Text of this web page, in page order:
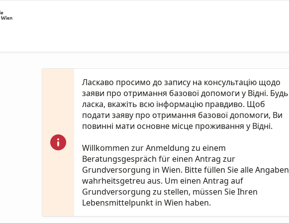
Ласкаво просимо до запису на консультацію щодо
заяви про отримання базової допомоги у Відні. Будь
ласка, вкажіть всю інформацію правдиво. Щоб
подати заяву про отримання базової допомоги, Ви
повинні мати основне місце проживання у Відні.
Willkommen zur Anmeldung zu einem
Beratungsgespräch für einen Antrag zur
Grundversorgung in Wien. Bitte füllen Sie alle Angaben
wahrheitsgetreu aus. Um einen Antrag auf
Grundversorgung zu stellen, müssen Sie Ihren
Lebensmittelpunkt in Wien haben.